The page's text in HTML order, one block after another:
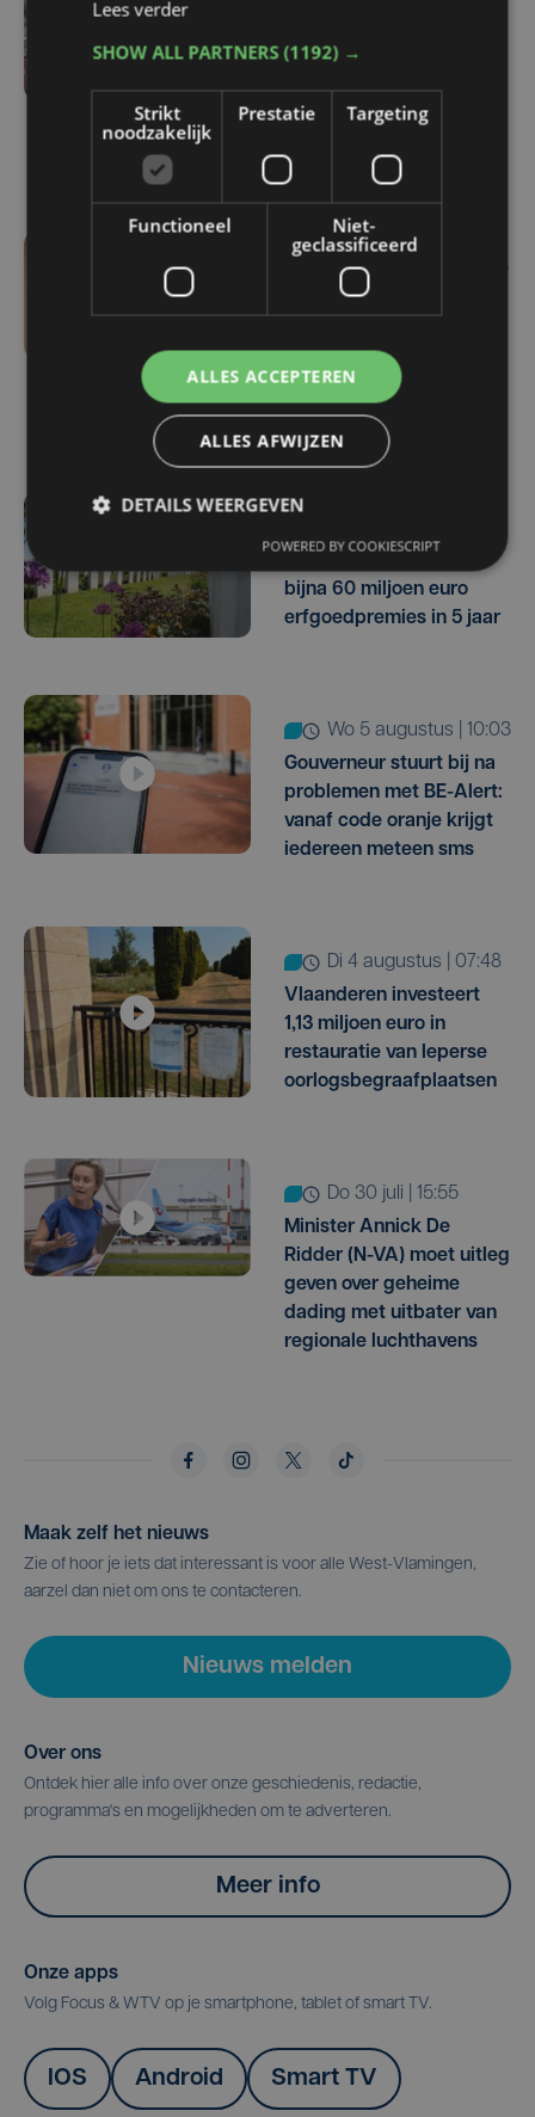
onrechtmatig
gerecupereerde BTW
terugbetalen
wo 5 augustus | 16:55
Geen plaats in de
meer kinderen belanden
dan eerst in het
ziekenhuis
bijna 60 miljoen euro
erfgoedpremies in 5 jaar
wo 5 augustus | 10:03
Gouverneur stuurt bij na
problemen met BE-Alert:
vanaf code oranje krijgt
iedereen meteen sms
di 4 augustus | 07:48
Vlaanderen investeert
1,13 miljoen euro in
restauratie van Ieperse
oorlogsbegraafplaatsen
do 30 juli | 15:55
Minister Annick De
Ridder (N-VA) moet uitleg
geven over geheime
dading met uitbater van
regionale luchthavens
Maak zelf het nieuws
Zie of hoor je iets dat interessant is voor alle West-Vlamingen,
aarzel dan niet om ons te contacteren.
Nieuws melden
Over ons
Ontdek hier alle info over onze geschiedenis, redactie,
programma's en mogelijkheden om te adverteren.
Meer info
Onze apps
Volg Focus & WTV op je smartphone, tablet of smart TV.
IOS Android Smart TV
Lees verder
SHOW ALL PARTNERS(1192) →
Strikt
noodzakelijk
Prestatie Targeting
Functioneel
Niet-
geclassificeerd
ALLES ACCEPTEREN
ALLES AFWIJZEN
DETAILS WEERGEVEN
POWERED BY COOKIESCRIPT